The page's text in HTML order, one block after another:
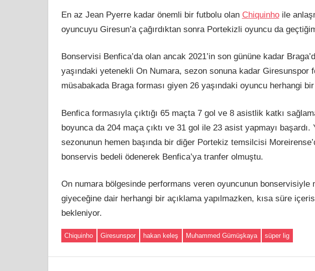
En az Jean Pyerre kadar önemli bir futbolu olan Chiquinhoile
oyuncuyu Giresun’a çağırdıktan sonra Portekizli oyuncu da
Bonservisi Benfica’da olan ancak 2021’in son gününe kadar
yaşındaki yetenekli On Numara, sezon sonuna kadar Giresunspor
müsabakada Braga forması giyen 26 yaşındaki oyuncu herhangi bir
Benfica formasıyla çıktığı 65 maçta 7 gol ve 8 asistlik katkı
boyunca da 204 maça çıktı ve 31 gol ile 23 asist yapmayı
sezonunun hemen başında bir diğer Portekiz temsilcisi
bonservis bedeli ödenerek Benfica’ya tranfer olmuştu.
On numara bölgesinde performans veren oyuncunun bonservisiyle
giyeceğine dair herhangi bir açıklama yapılmazken, kısa süre
bekleniyor.
Chiquinho Giresunspor hakan keleş Muhammed Gümüşkaya süper lig